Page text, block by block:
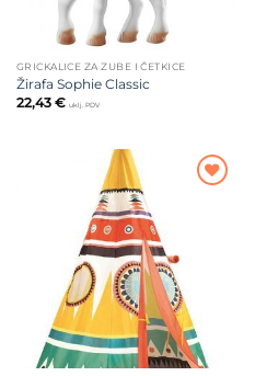
GRICKALICE ZA ZUBE I ČETKICE
Žirafa Sophie Classic
22,43 € uklj. PDV